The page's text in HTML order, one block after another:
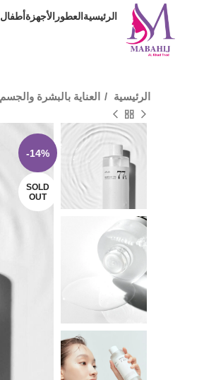
الرئيسيةالعطور الأجهزةأطفال
الرئيسية العناية بالبشرة والجسم
-14%
SOLD
OUT